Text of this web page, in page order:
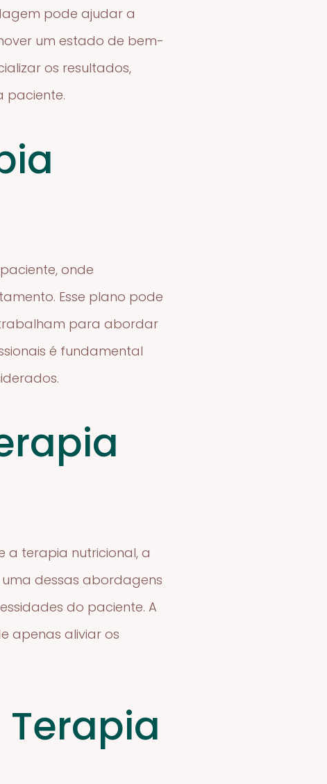
pode ajudar a
um estado de bem-
os resultados,
paciente.
onde
Esse plano pode
trabalham para abordar
é fundamental
a terapia nutricional, a
dessas abordagens
do paciente. A
apenas aliviar os